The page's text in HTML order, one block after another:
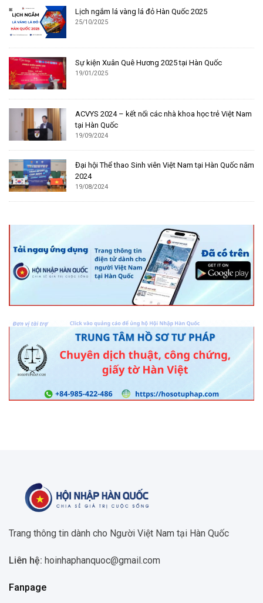
Lịch ngắm lá vàng lá đỏ Hàn Quốc 2025
25/10/2025
Sự kiện Xuân Quê Hương 2025 tại Hàn Quốc
19/01/2025
ACVYS 2024 – kết nối các nhà khoa học trẻ Việt Nam
tại Hàn Quốc
19/09/2024
Đại hội Thể thao Sinh viên Việt Nam tại Hàn Quốc năm
2024
19/08/2024
Trang thông tin dành cho Người Việt Nam tại Hàn Quốc
Liên hệ: hoinhaphanquoc@gmail.com
Fanpage